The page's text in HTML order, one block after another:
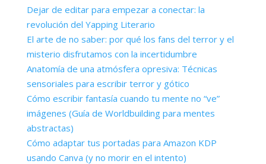
Dejar de editar para empezar a conectar: la
revolución del Yapping Literario
El arte de no saber: por qué los fans del terror y el
misterio disfrutamos con la incertidumbre
Anatomía de una atmósfera opresiva: Técnicas
sensoriales para escribir terror y gótico
Cómo escribir fantasía cuando tu mente no “ve”
imágenes (Guía de Worldbuilding para mentes
abstractas)
Cómo adaptar tus portadas para Amazon KDP
usando Canva (y no morir en el intento)